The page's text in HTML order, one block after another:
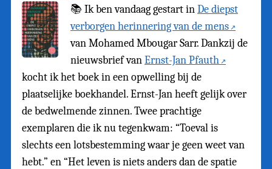
📚 Ik ben vandaag gestart inDe diepst
verborgen herinnering van de mens
van Mohamed Mbougar Sarr. Dankzij de
nieuwsbrief vanErnst-Jan Pfauth
kocht ik het boek in een opwelling bij de
plaatselijke boekhandel. Ernst-Jan heeft gelijk over
de bedwelmende zinnen. Twee prachtige
exemplaren die ik nu tegenkwam: “Toeval is
slechts een lotsbestemming waar je geen weet van
hebt.” en “Het leven is niets anders dan de spatie